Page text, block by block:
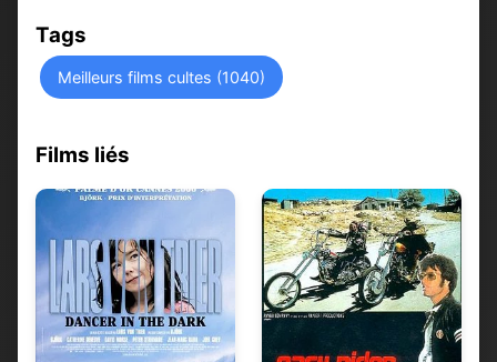
Tags
Meilleurs films cultes (1040)
Films liés